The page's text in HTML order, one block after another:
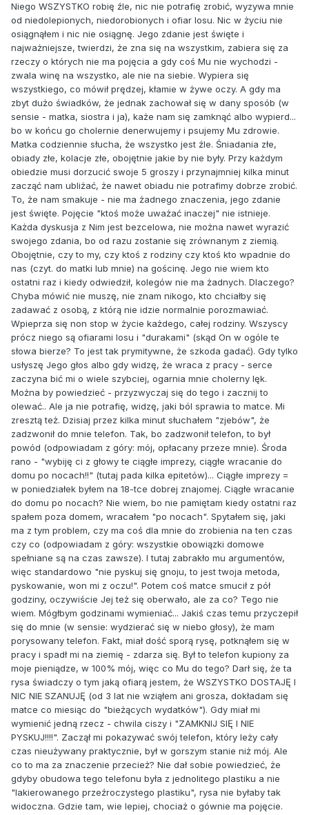
Niego WSZYSTKO robię źle, nic nie potrafię zrobić, wyzywa mnie
od niedolepionych, niedorobionych i ofiar losu. Nic w życiu nie
osiągnąłem i nic nie osiągnę. Jego zdanie jest święte i
najważniejsze, twierdzi, że zna się na wszystkim, zabiera się za
rzeczy o których nie ma pojęcia a gdy coś Mu nie wychodzi -
zwala winę na wszystko, ale nie na siebie. Wypiera się
wszystkiego, co mówił prędzej, kłamie w żywe oczy. A gdy ma
zbyt dużo świadków, że jednak zachował się w dany sposób (w
sensie - matka, siostra i ja), każe nam się zamknąć albo wypierd...
bo w końcu go cholernie denerwujemy i psujemy Mu zdrowie.
Matka codziennie słucha, że wszystko jest źle. Śniadania złe,
obiady złe, kolacje złe, obojętnie jakie by nie były. Przy każdym
obiedzie musi dorzucić swoje 5 groszy i przynajmniej kilka minut
zacząć nam ubliżać, że nawet obiadu nie potrafimy dobrze zrobić.
To, że nam smakuje - nie ma żadnego znaczenia, jego zdanie
jest święte. Pojęcie "ktoś może uważać inaczej" nie istnieje.
Każda dyskusja z Nim jest bezcelowa, nie można nawet wyrazić
swojego zdania, bo od razu zostanie się zrównanym z ziemią.
Obojętnie, czy to my, czy ktoś z rodziny czy ktoś kto wpadnie do
nas (czyt. do matki lub mnie) na gościnę. Jego nie wiem kto
ostatni raz i kiedy odwiedził, kolegów nie ma żadnych. Dlaczego?
Chyba mówić nie muszę, nie znam nikogo, kto chciałby się
zadawać z osobą, z którą nie idzie normalnie porozmawiać.
Wpieprza się non stop w życie każdego, całej rodziny. Wszyscy
prócz niego są ofiarami losu i "durakami" (skąd On w ogóle te
słowa bierze? To jest tak prymitywne, że szkoda gadać). Gdy tylko
usłyszę Jego głos albo gdy widzę, że wraca z pracy - serce
zaczyna bić mi o wiele szybciej, ogarnia mnie cholerny lęk.
Można by powiedzieć - przyzwyczaj się do tego i zacznij to
olewać.. Ale ja nie potrafię, widzę, jaki ból sprawia to matce. Mi
zresztą też. Dzisiaj przez kilka minut słuchałem "zjebów", że
zadzwonił do mnie telefon. Tak, bo zadzwonił telefon, to był
powód (odpowiadam z góry: mój, opłacany przeze mnie). Środa
rano - "wybiję ci z głowy te ciągłe imprezy, ciągłe wracanie do
domu po nocach!!" (tutaj pada kilka epitetów)... Ciągłe imprezy =
w poniedziałek byłem na 18-tce dobrej znajomej. Ciągłe wracanie
do domu po nocach? Nie wiem, bo nie pamiętam kiedy ostatni raz
spałem poza domem, wracałem "po nocach". Spytałem się, jaki
ma z tym problem, czy ma coś dla mnie do zrobienia na ten czas
czy co (odpowiadam z góry: wszystkie obowiązki domowe
spełniane są na czas zawsze). I tutaj zabrakło mu argumentów,
więc standardowo "nie pyskuj się gnoju, to jest twoja metoda,
pyskowanie, won mi z oczu!". Potem coś matce smucił z pół
godziny, oczywiście Jej też się oberwało, ale za co? Tego nie
wiem. Mógłbym godzinami wymieniać... Jakiś czas temu przyczepił
się do mnie (w sensie: wydzierać się w niebo głosy), że mam
porysowany telefon. Fakt, miał dość sporą rysę, potknąłem się w
pracy i spadł mi na ziemię - zdarza się. Był to telefon kupiony za
moje pieniądze, w 100% mój, więc co Mu do tego? Darł się, że ta
rysa świadczy o tym jaką ofiarą jestem, że WSZYSTKO DOSTAJĘ I
NIC NIE SZANUJĘ (od 3 lat nie wziąłem ani grosza, dokładam się
matce co miesiąc do "bieżących wydatków"). Gdy miał mi
wymienić jedną rzecz - chwila ciszy i "ZAMKNIJ SIĘ I NIE
PYSKUJ!!!!". Zaczął mi pokazywać swój telefon, który leży cały
czas nieużywany praktycznie, był w gorszym stanie niż mój. Ale
co to ma za znaczenie przecież? Nie dał sobie powiedzieć, że
gdyby obudowa tego telefonu była z jednolitego plastiku a nie
"lakierowanego przeźroczystego plastiku", rysa nie byłaby tak
widoczna. Gdzie tam, wie lepiej, chociaż o gównie ma pojęcie.